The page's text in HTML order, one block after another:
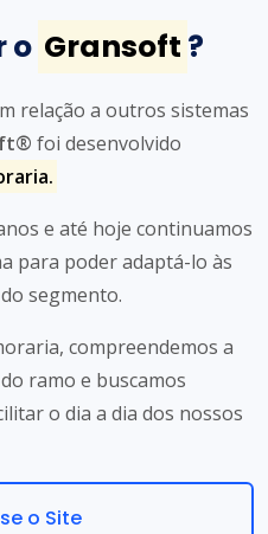
o Gransoft ?
relação a outros sistemas
foi desenvolvido
e até hoje continuamos
para poder adaptá-lo às
segmento.
compreendemos a
ramo e buscamos
o dia a dia dos nossos
o Site